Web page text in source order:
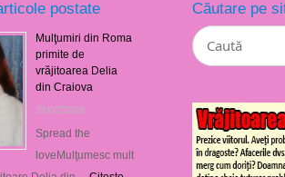
postate
Mulţumiri din Roma
primite de
vrăjitoarea Delia
din Craiova
31/07/2026
Spread the
loveMulţumesc mult
Căutare pe